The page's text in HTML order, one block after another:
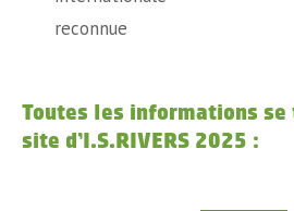
reconnue
Toutes les informations
site d’I.S.RIVERS 2025 :